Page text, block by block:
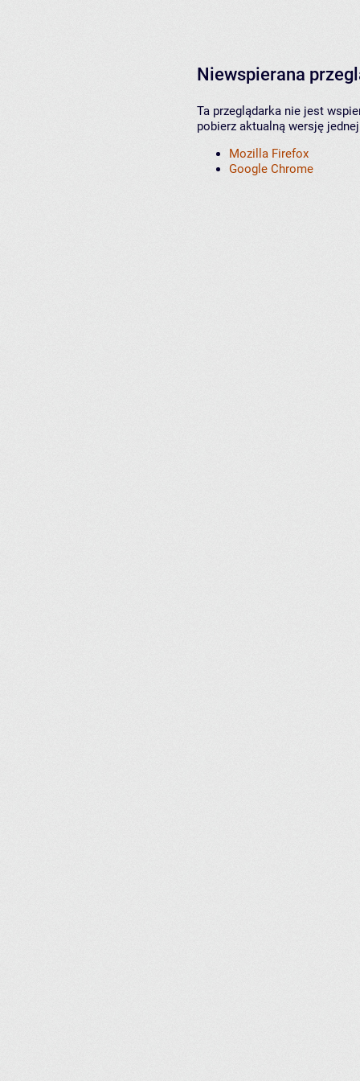
Niewspierana
Ta przeglądarka nie jest
pobierz aktualną wersję
Mozilla Firefox
Google Chrome